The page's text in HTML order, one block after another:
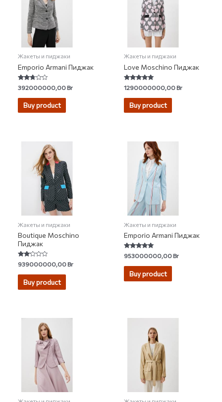
Жакеты и пиджаки
Emporio Armani Пиджак
Rated
2.60
out of
392000000,00Br
Buy product
Жакеты и пиджаки
Love Moschino Пиджак
Rated
4.67
out of 5
1290000000,00Br
Buy product
Жакеты и пиджаки
Boutique Moschino
Пиджак
Rated
2.00
out
of 5
939000000,00Br
Buy product
Жакеты и пиджаки
Emporio Armani Пиджак
Rated
5.00
out of 5
953000000,00Br
Buy product